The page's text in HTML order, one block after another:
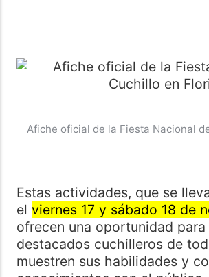
Afiche oficial de la Fiesta Nacional
Estas actividades, que se
el viernes 17 y sábado 18 de
ofrecen una oportunidad para
destacados cuchilleros de
muestren sus habilidades y